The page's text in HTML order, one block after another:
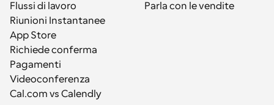
Flussi di lavoro
Riunioni Instantanee
App Store
Richiede conferma
Pagamenti
Videoconferenza
Cal.com vs Calendly
Parla con le vendite